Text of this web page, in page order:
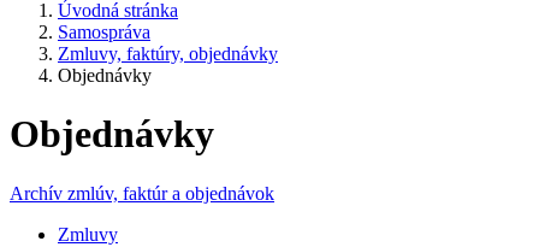
Úvodná stránka
Samospráva
Zmluvy, faktúry, objednávky
Objednávky
Objednávky
Archív zmlúv, faktúr a objednávok
Zmluvy